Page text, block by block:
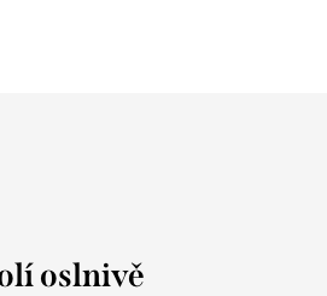
oslnivě